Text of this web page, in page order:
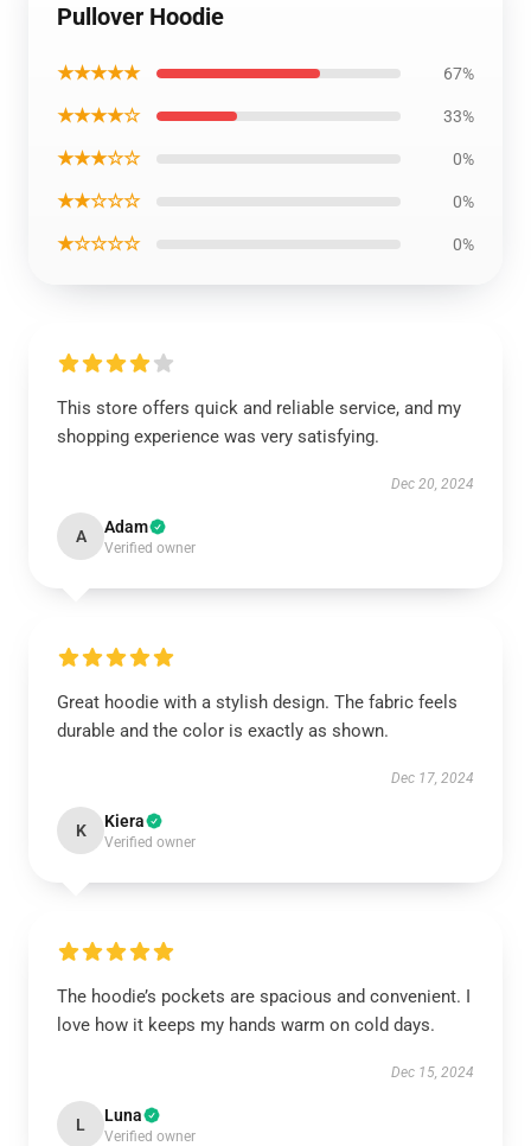
Pullover Hoodie
★★★★★ 67%
★★★★☆ 33%
★★★☆☆ 0%
★★☆☆☆ 0%
★☆☆☆☆ 0%
This store offers quick and reliable service, and my
shopping experience was very satisfying.
Dec 20, 2024
A Adam
Verified owner
Great hoodie with a stylish design. The fabric feels
durable and the color is exactly as shown.
Dec 17, 2024
K Kiera
Verified owner
The hoodie’s pockets are spacious and convenient. I
love how it keeps my hands warm on cold days.
Dec 15, 2024
L Luna
Verified owner